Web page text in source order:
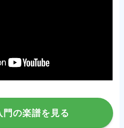
門の楽譜を見る